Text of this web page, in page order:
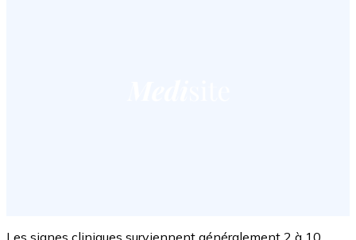
Les signes cliniques surviennent généralement 2 à 10